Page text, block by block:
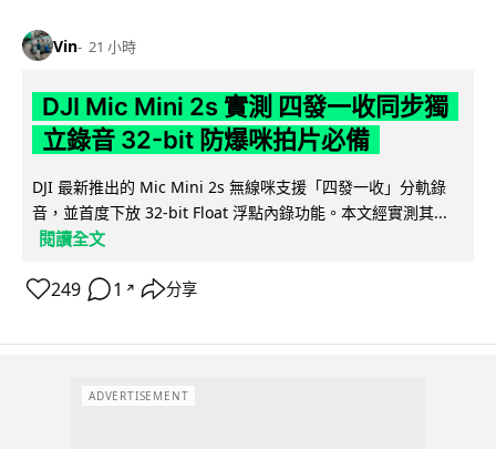
Vin 21 小時
DJI Mic Mini 2s 實測 四發一收同步獨
立錄音 32-bit 防爆咪拍片必備
DJI 最新推出的 Mic Mini 2s 無線咪支援「四發一收」分軌錄
音，並首度下放 32-bit Float 浮點內錄功能。本文經實測其...
閱讀全文
249 1 ↗ 分享
ADVERTISEMENT